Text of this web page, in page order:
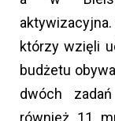
którzy wzięli
budżetu
dwóch